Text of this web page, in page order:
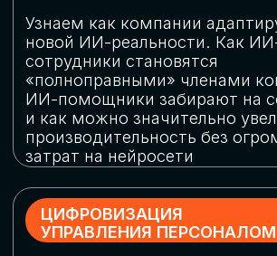
огромную статью затрат
ОБЛАЧНЫЕ ТЕХНОЛОГИИ
Подискутируем, какие облачные решения
существуют на рынке и почему
использование мультиоблачных моделей
не только снижает затраты, но и
«пересборки» бизнес-моделей